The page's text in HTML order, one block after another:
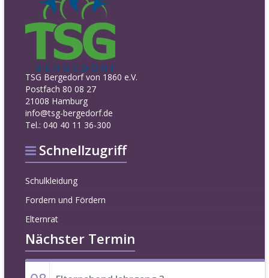
TSG Bergedorf von 1860 e.V.
Postfach 80 08 27
21008 Hamburg
info@tsg-bergedorf.de
Tel.: 040 40 11 36-300
Schnellzugriff
Schulkleidung
Fordern und Fördern
Elternrat
Nächster Termin